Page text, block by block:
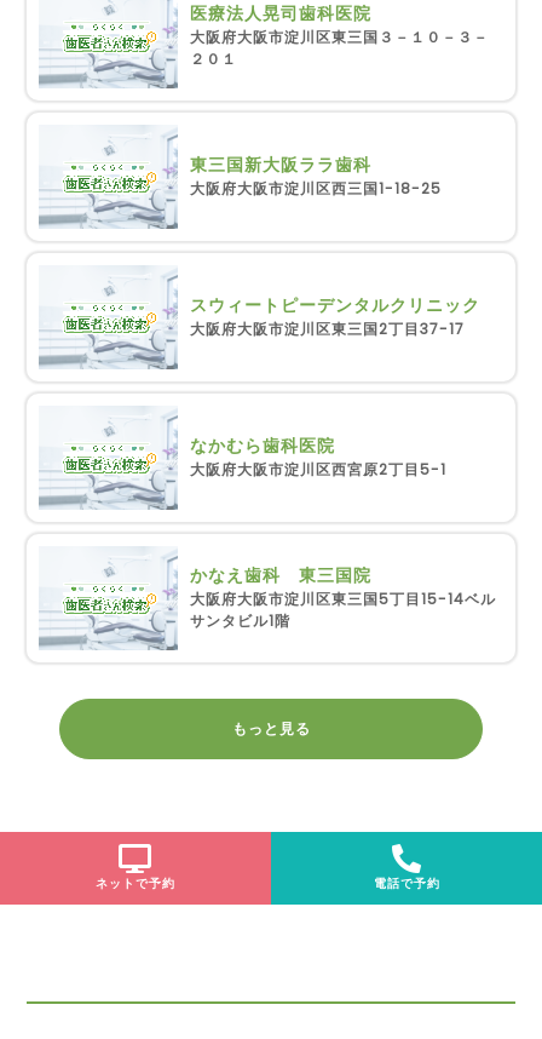
医療法人晃司歯科医院
大阪府大阪市淀川区東三国３－１０－３－
２０１
東三国新大阪ララ歯科
大阪府大阪市淀川区西三国1-18-25
スウィートピーデンタルクリニック
大阪府大阪市淀川区東三国2丁目37-17
なかむら歯科医院
大阪府大阪市淀川区西宮原2丁目5-1
かなえ歯科 東三国院
大阪府大阪市淀川区東三国5丁目15-14ベル
サンタビル1階
もっと見る
ネットで予約 電話で予約